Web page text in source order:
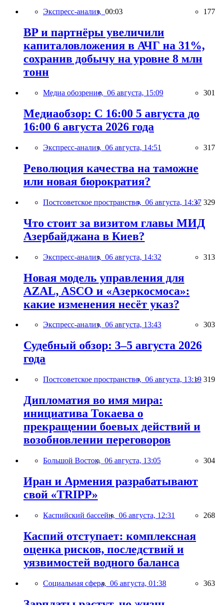
Экспресс-анализ, 00:03 177
BP и партнёры увеличили
капиталовложения в АЧГ на 31%,
сохранив добычу на уровне 8 млн
тонн
Медиа обозрение, 06 августа, 15:09 301
Медиаобзор: С 16:00 5 августа до
16:00 6 августа 2026 года
Экспресс-анализ, 06 августа, 14:51 317
Революция качества на таможне
или новая бюрократия?
Постсоветское пространство, 06 августа, 14:37 329
Что стоит за визитом главы МИД
Азербайджана в Киев?
Экспресс-анализ, 06 августа, 14:32 313
Новая модель управления для
AZAL, ASCO и «Азеркосмоса»:
какие изменения несёт указ?
Экспресс-анализ, 06 августа, 13:43 303
Судебный обзор: 3–5 августа 2026
года
Постсоветское пространство, 06 августа, 13:19 319
Дипломатия во имя мира:
инициатива Токаева о
прекращении боевых действий и
возобновлении переговоров
Большой Восток, 06 августа, 13:05 304
Иран и Армения разрабатывают
свой «TRIPP»
Каспийский бассейн, 06 августа, 12:31 268
Каспий отступает: комплексная
оценка рисков, последствий и
уязвимостей водного баланса
Социальная сфера, 06 августа, 01:38 363